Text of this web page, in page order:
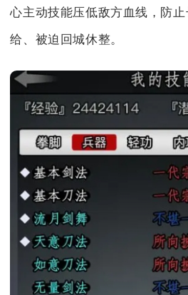
心主动技能压低敌方血线，防
给、被迫回城休整。